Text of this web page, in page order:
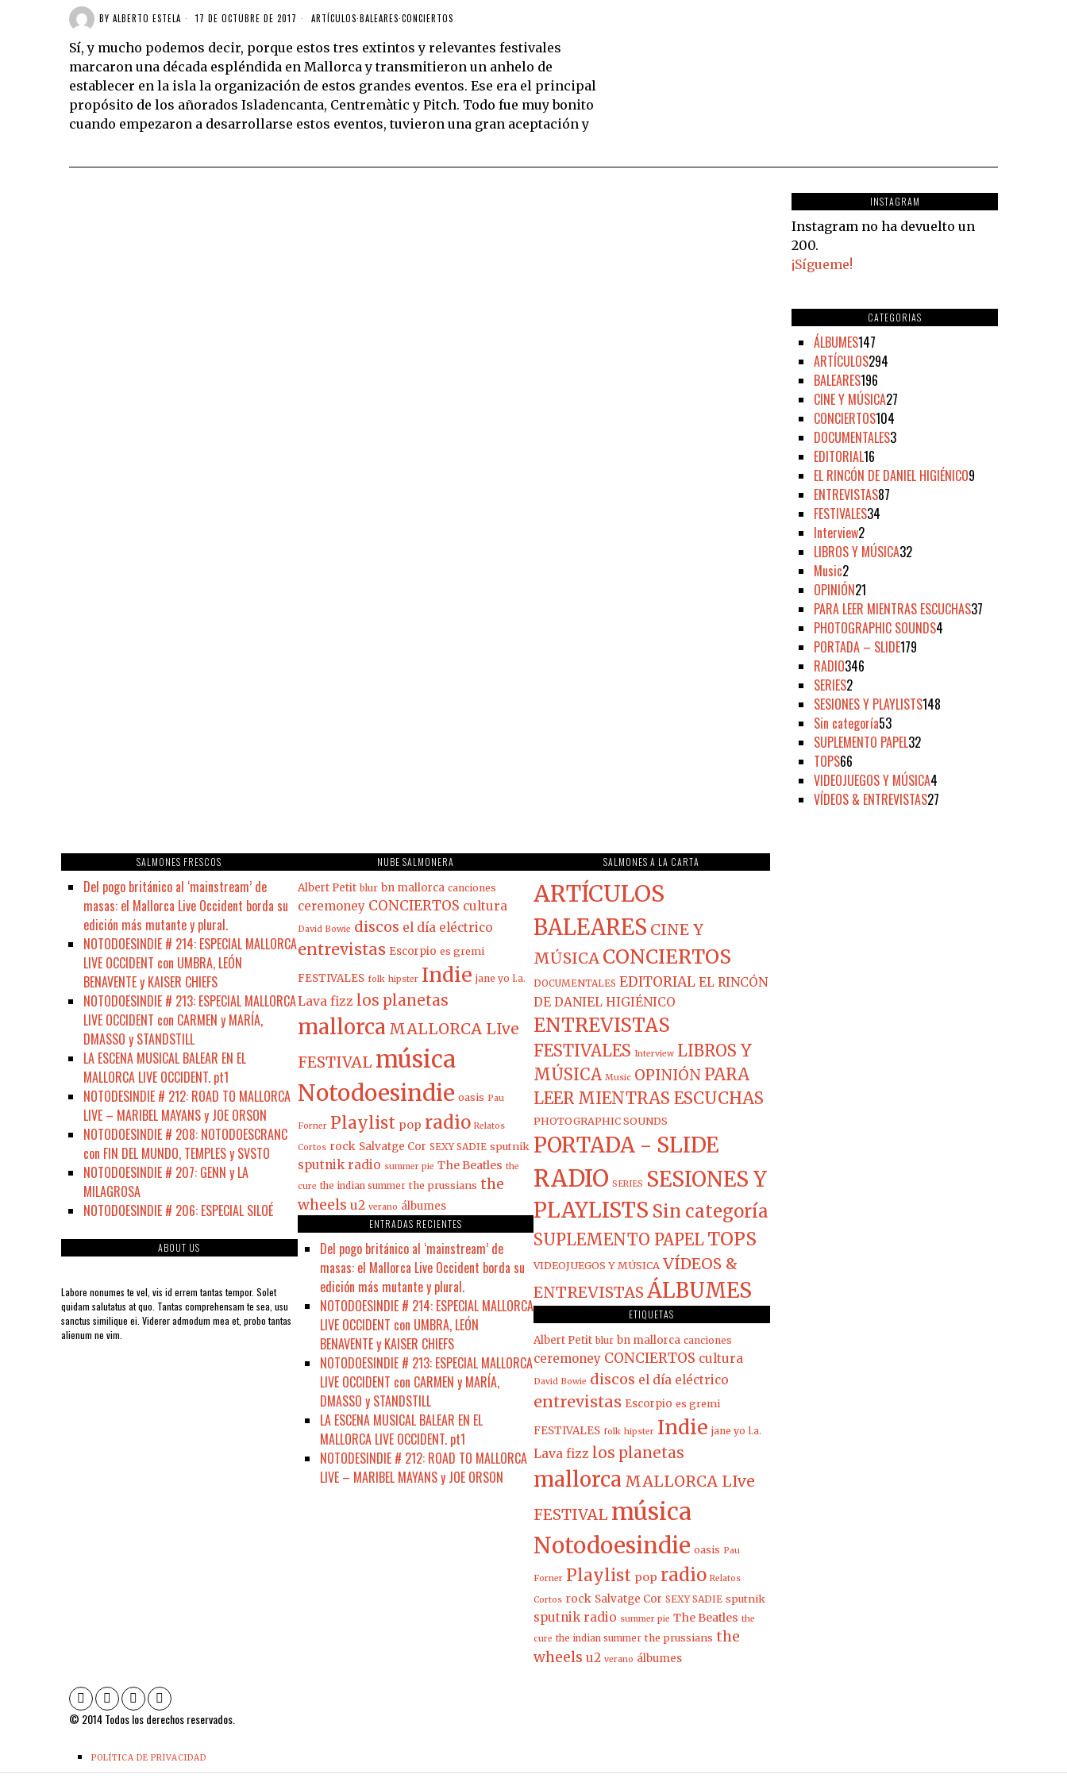
BY ALBERTO ESTELA 17 DE OCTUBRE DE 2017 ARTÍCULOS·BALEARES·CONCIERTOS
Sí, y mucho podemos decir, porque estos tres extintos y relevantes festivales
marcaron una década espléndida en Mallorca y transmitieron un anhelo de
establecer en la isla la organización de estos grandes eventos. Ese era el principal
propósito de los añorados Isladencanta, Centremàtic y Pitch. Todo fue muy bonito
cuando empezaron a desarrollarse estos eventos, tuvieron una gran aceptación y
INSTAGRAM
Instagram no ha devuelto un
200.
¡Sígueme!
CATEGORIAS
ÁLBUMES147
ARTÍCULOS294
BALEARES196
CINE Y MÚSICA27
CONCIERTOS104
DOCUMENTALES3
EDITORIAL16
EL RINCÓN DE DANIEL HIGIÉNICO9
ENTREVISTAS87
FESTIVALES34
Interview2
LIBROS Y MÚSICA32
Music2
OPINIÓN21
PARA LEER MIENTRAS ESCUCHAS37
PHOTOGRAPHIC SOUNDS4
PORTADA – SLIDE179
RADIO346
SERIES2
SESIONES Y PLAYLISTS148
Sin categoría53
SUPLEMENTO PAPEL32
TOPS66
VIDEOJUEGOS Y MÚSICA4
VÍDEOS & ENTREVISTAS27
SALMONES FRESCOS
Del pogo británico al ‘mainstream’ de
masas: el Mallorca Live Occident borda su
edición más mutante y plural.
NOTODOESINDIE # 214: ESPECIAL MALLORCA
LIVE OCCIDENT con UMBRA, LEÓN
BENAVENTE y KAISER CHIEFS
NOTODOESINDIE # 213: ESPECIAL MALLORCA
LIVE OCCIDENT con CARMEN y MARÍA,
DMASSO y STANDSTILL
LA ESCENA MUSICAL BALEAR EN EL
MALLORCA LIVE OCCIDENT. pt1
NOTODESINDIE # 212: ROAD TO MALLORCA
LIVE – MARIBEL MAYANS y JOE ORSON
NOTODOESINDIE # 208: NOTODOESCRANC
con FIN DEL MUNDO, TEMPLES y SVSTO
NOTODOESINDIE # 207: GENN y LA
MILAGROSA
NOTODOESINDIE # 206: ESPECIAL SILOÉ
ABOUT US
Labore nonumes te vel, vis id errem tantas tempor. Solet
quidam salutatus at quo. Tantas comprehensam te sea, usu
sanctus similique ei. Viderer admodum mea et, probo tantas
alienum ne vim.
NUBE SALMONERA
Albert Petit blur bn mallorca canciones
ceremoney CONCIERTOS cultura
David Bowie discos el día eléctrico
entrevistas Escorpio es gremi
FESTIVALES folk hipster Indie jane yo l.a.
Lava fizz los planetas
mallorca MALLORCA LIve
FESTIVAL música
Notodoesindie oasis Pau
Forner Playlist pop radio Relatos
Cortos rock Salvatge Cor SEXY SADIE sputnik
sputnik radio summer pie The Beatles the
cure the indian summer the prussians the
wheels u2 verano álbumes
ENTRADAS RECIENTES
Del pogo británico al ‘mainstream’ de
masas: el Mallorca Live Occident borda su
edición más mutante y plural.
NOTODOESINDIE # 214: ESPECIAL MALLORCA
LIVE OCCIDENT con UMBRA, LEÓN
BENAVENTE y KAISER CHIEFS
NOTODOESINDIE # 213: ESPECIAL MALLORCA
LIVE OCCIDENT con CARMEN y MARÍA,
DMASSO y STANDSTILL
LA ESCENA MUSICAL BALEAR EN EL
MALLORCA LIVE OCCIDENT. pt1
NOTODESINDIE # 212: ROAD TO MALLORCA
LIVE – MARIBEL MAYANS y JOE ORSON
SALMONES A LA CARTA
ARTÍCULOS
BALEARES CINE Y
MÚSICA CONCIERTOS
DOCUMENTALES EDITORIAL EL RINCÓN
DE DANIEL HIGIÉNICO
ENTREVISTAS
FESTIVALES Interview LIBROS Y
MÚSICA Music OPINIÓN PARA
LEER MIENTRAS ESCUCHAS
PHOTOGRAPHIC SOUNDS
PORTADA - SLIDE
RADIO SERIES SESIONES Y
PLAYLISTS Sin categoría
SUPLEMENTO PAPEL TOPS
VIDEOJUEGOS Y MÚSICA VÍDEOS &
ENTREVISTASÁLBUMES
ETIQUETAS
Albert Petit blur bn mallorca canciones
ceremoney CONCIERTOS cultura
David Bowie discos el día eléctrico
entrevistas Escorpio es gremi
FESTIVALES folk hipster Indie jane yo l.a.
Lava fizz los planetas
mallorca MALLORCA LIve
FESTIVAL música
Notodoesindie oasis Pau
Forner Playlist pop radio Relatos
Cortos rock Salvatge Cor SEXY SADIE sputnik
sputnik radio summer pie The Beatles the
cure the indian summer the prussians the
wheels u2 verano álbumes
© 2014 Todos los derechos reservados.
POLÍTICA DE PRIVACIDAD